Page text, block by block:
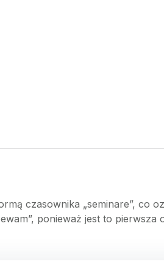
czasownika „seminare”, co
ponieważ jest to